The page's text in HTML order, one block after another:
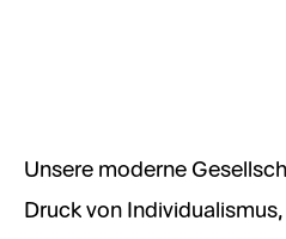
Unsere moderne
Druck von